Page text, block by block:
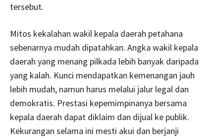
tersebut.
Mitos kekalahan wakil kepala daerah petahana
sebenarnya mudah dipatahkan. Angka wakil kepala
daerah yang menang pilkada lebih banyak daripada
yang kalah. Kunci mendapatkan kemenangan jauh
lebih mudah, namun harus melalui jalur legal dan
demokratis. Prestasi kepemimpinanya bersama
kepala daerah dapat diklaim dan dijual ke publik.
Kekurangan selama ini mesti akui dan berjanji